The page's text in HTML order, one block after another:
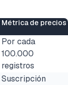
Métrica de precios
Por cada
100.000
registros
Suscripción